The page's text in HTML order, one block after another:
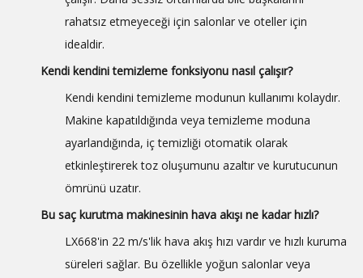
rahatsız etmeyeceği için salonlar ve oteller için
idealdir.
Kendi kendini temizleme fonksiyonu nasıl çalışır?
Kendi kendini temizleme modunun kullanımı kolaydır.
Makine kapatıldığında veya temizleme moduna
ayarlandığında, iç temizliği otomatik olarak
etkinleştirerek toz oluşumunu azaltır ve kurutucunun
ömrünü uzatır.
Bu saç kurutma makinesinin hava akışı ne kadar hızlı?
LX668'in 22 m/s'lik hava akış hızı vardır ve hızlı kuruma
süreleri sağlar. Bu özellikle yoğun salonlar veya